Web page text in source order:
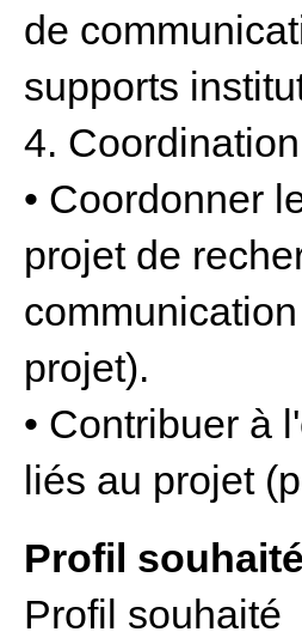
de
supports
4.
• Coordonner
projet de
projet).
• Contribuer à
liés au projet
Profil souhaité
Profil souhaité